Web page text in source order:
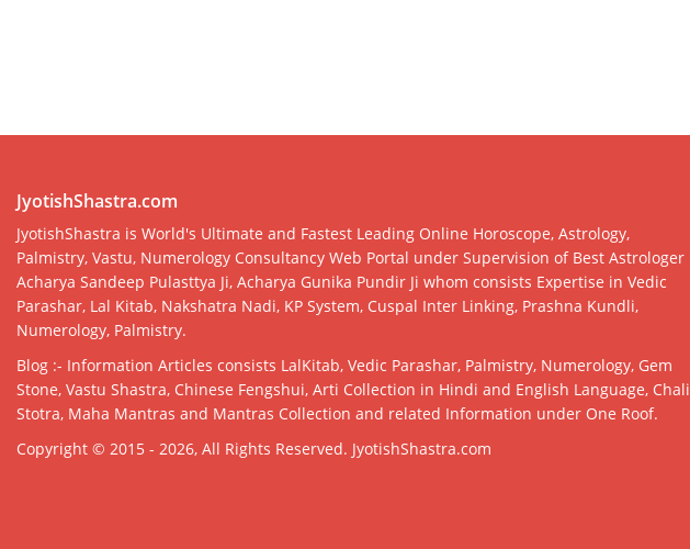
JyotishShastra.com
JyotishShastra is World's Ultimate and Fastest Leading Online Horoscope, Astrology,
Palmistry, Vastu, Numerology Consultancy Web Portal under Supervision of Best Astrologer
Acharya Sandeep Pulasttya Ji, Acharya Gunika Pundir Ji whom consists Expertise in Vedic
Parashar, Lal Kitab, Nakshatra Nadi, KP System, Cuspal Inter Linking, Prashna Kundli,
Numerology, Palmistry.
Blog :- Information Articles consists LalKitab, Vedic Parashar, Palmistry, Numerology, Gem
Stone, Vastu Shastra, Chinese Fengshui, Arti Collection in Hindi and English Language,
Stotra, Maha Mantras and Mantras Collection and related Information under One Roof.
Copyright © 2015 - 2026, All Rights Reserved. JyotishShastra.com